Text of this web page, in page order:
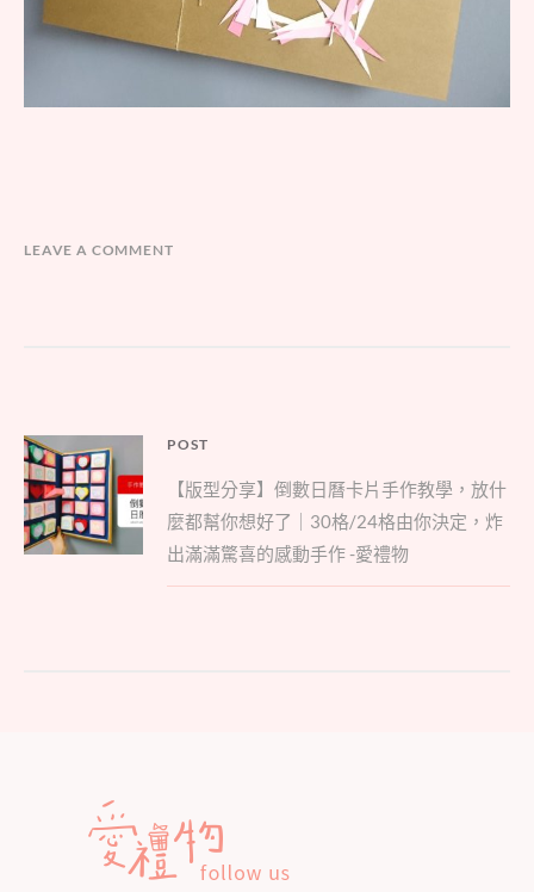
LEAVE A COMMENT
文
章
導
覽
POST
Parent
post:
【版型分享】倒數日曆卡片手作教學，放什
麼都幫你想好了｜30格/24格由你決定，炸
出滿滿驚喜的感動手作 -愛禮物